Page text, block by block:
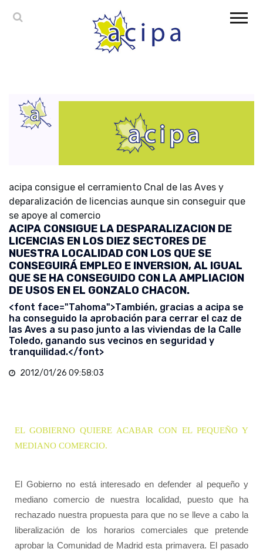
acipa consigue el cerramiento Cnal de las Aves y
deparalización de licencias aunque sin conseguir que
se apoye al comercio
ACIPA CONSIGUE LA DESPARALIZACION DE
LICENCIAS EN LOS DIEZ SECTORES DE
NUESTRA LOCALIDAD CON LOS QUE SE
CONSEGUIRÁ EMPLEO E INVERSION, AL IGUAL
QUE SE HA CONSEGUIDO CON LA AMPLIACION
DE USOS EN EL GONZALO CHACON.
<font face="Tahoma">También, gracias a acipa se
ha conseguido la aprobación para cerrar el caz de
las Aves a su paso junto a las viviendas de la Calle
Toledo, ganando sus vecinos en seguridad y
tranquilidad.</font>
2012/01/26 09:58:03
EL GOBIERNO QUIERE ACABAR CON EL PEQUEÑO Y
MEDIANO COMERCIO.
El Gobierno no está interesado en defender al pequeño y
mediano comercio de nuestra localidad, puesto que ha
rechazado nuestra propuesta para que no se lleve a cabo la
liberalización de los horarios comerciales que pretende
aprobar la Comunidad de Madrid esta primavera. El pasado